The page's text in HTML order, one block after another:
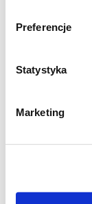
Preferencje
Statystyka
Marketing
Jak
pokrój.
Włóż
litra